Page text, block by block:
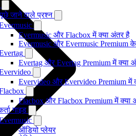
जाने वाले प्रश्न
Evermusic और Flacbox में क्या अंतर है
Evermusic और Evermusic Premium
Evertag और Evertag Premium में क्या
Evervideo और Evervideo Premium में
Flacbox और Flacbox Premium में क्या
गाइड
ऑडियो प्लेयर